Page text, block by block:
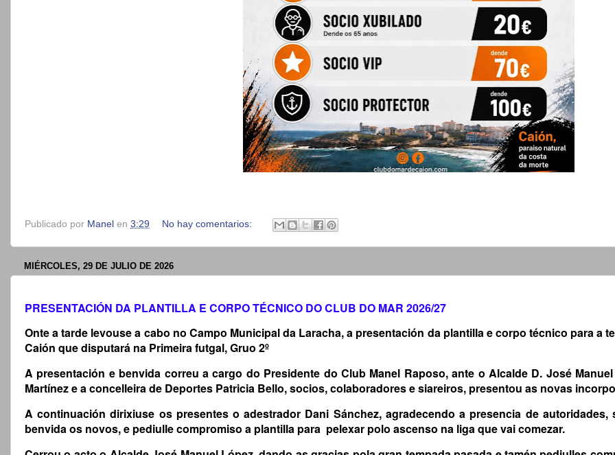
Publicado por Manel en 3:29 No hay comentarios:
MIÉRCOLES, 29 DE JULIO DE 2026
PRESENTACIÓN DA PLANTILLA E CORPO TÉCNICO DO CLUB DO MAR 2026/27
Onte a tarde levouse a cabo no Campo Municipal da Laracha, a presentación da plantilla e corpo técnico para a
Caión que disputará na Primeira futgal, Gruo 2º
A presentación e benvida correu a cargo do Presidente do Club Manel Raposo, ante o Alcalde D. José
Martínez e a concelleira de Deportes Patricia Bello, socios, colaboradores e siareiros, presentou as novas
A continuación dirixiuse os presentes o adestrador Dani Sánchez, agradecendo a presencia de
benvida os novos, e pediulle compromiso a plantilla para pelexar polo ascenso na liga que vai comezar.